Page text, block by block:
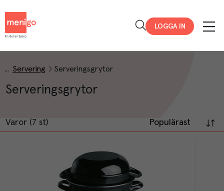
LOGGA IN
Servering Serveringsgrytor
Serveringsgrytor
Varor (7 st) Populärast